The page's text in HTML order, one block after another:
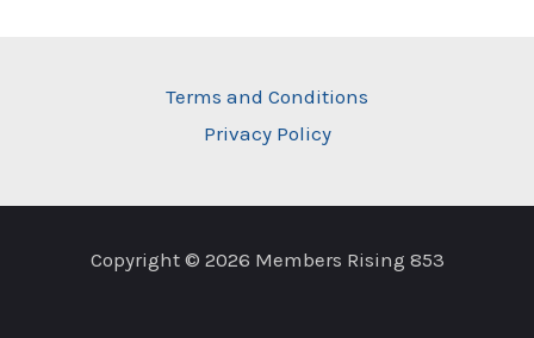
Terms and Conditions
Privacy Policy
Copyright © 2026 Members Rising 853